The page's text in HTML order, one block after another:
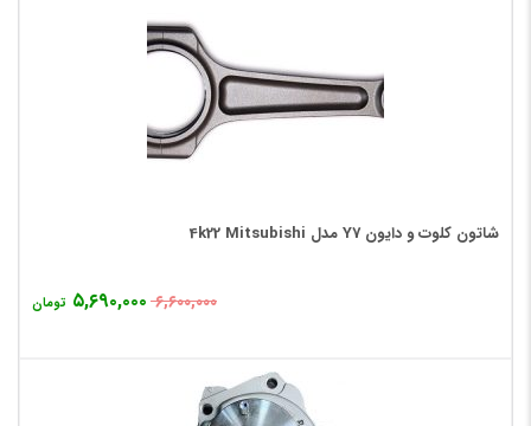
شاتون کلوت و دایون Y7 مدل 4k22 Mitsubishi
۶,۶۰۰,۰۰۰ ۵,۶۹۰,۰۰۰ تومان